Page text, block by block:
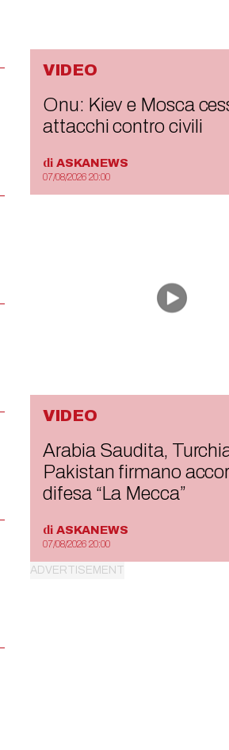
VIDEO
Onu: Kiev e Mosca
attacchi contro civili
di ASKANEWS
07/08/2026 20:00
VIDEO
Arabia Saudita,
Pakistan firmano
difesa “La Mecca”
di ASKANEWS
07/08/2026 20:00